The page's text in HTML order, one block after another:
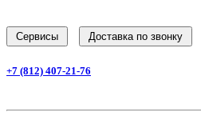
Cервисы Доставка по звонку
+7 (812) 407-21-76